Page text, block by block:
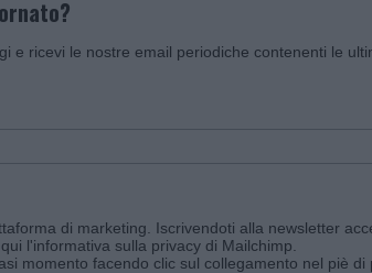
e ricevi le nostre email periodiche contenenti le
di marketing. Iscrivendoti alla newsletter
l'informativa sulla privacy di Mailchimp
momento facendo clic sul collegamento nel piè di